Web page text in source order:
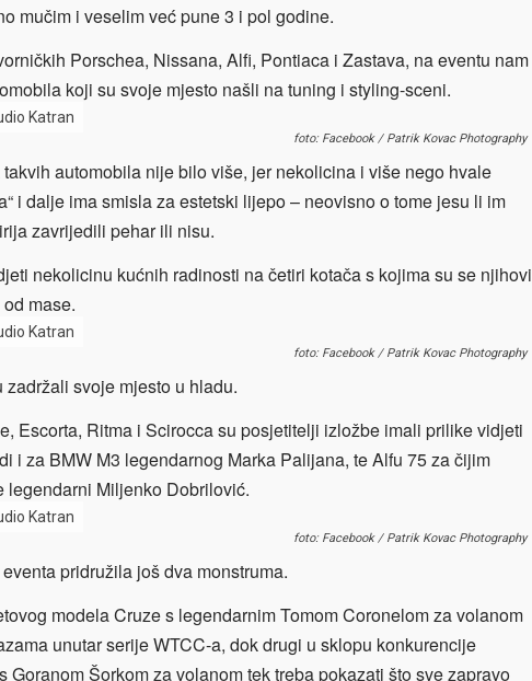
mučim i veselim već pune 3 i pol godine.
Porschea, Nissana, Alfi, Pontiaca i Zastava, na eventu nam
koji su svoje mjesto našli na tuning i styling-sceni.
Katran
foto: Facebook / Patrik Kovac Photography
automobila nije bilo više, jer nekolicina i više nego hvale
i dalje ima smisla za estetski lijepo – neovisno o tome jesu li im
zavrijedili pehar ili nisu.
nekolicinu kućnih radinosti na četiri kotača s kojima su se njihovi
mase.
Katran
foto: Facebook / Patrik Kovac Photography
svoje mjesto u hladu.
Escorta, Ritma i Scirocca su posjetitelji izložbe imali prilike vidjeti
i za BMW M3 legendarnog Marka Palijana, te Alfu 75 za čijim
legendarni Miljenko Dobrilović.
Katran
foto: Facebook / Patrik Kovac Photography
pridružila još dva monstruma.
modela Cruze s legendarnim Tomom Coronelom za volanom
unutar serije WTCC-a, dok drugi u sklopu konkurencije
Goranom Šorkom za volanom tek treba pokazati što sve zapravo